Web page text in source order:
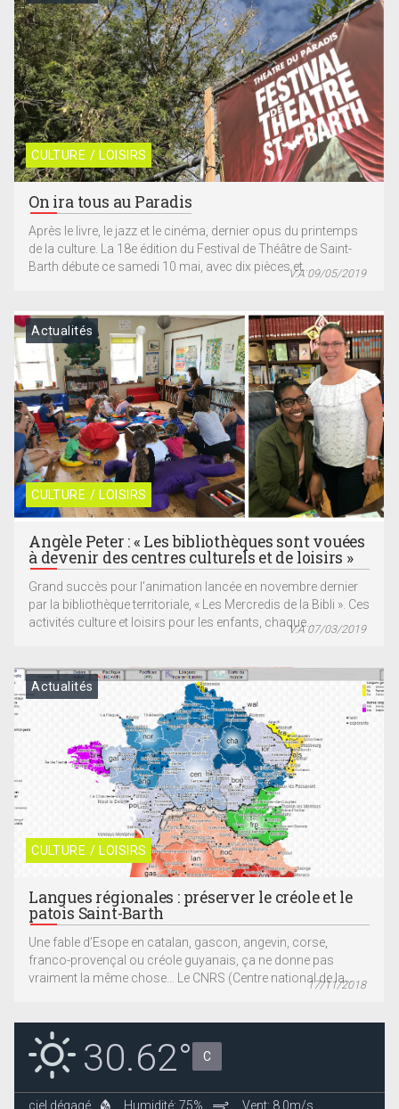
CULTURE / LOISIRS
On ira tous au Paradis
Après le livre, le jazz et le cinéma, dernier opus du printemps
de la culture. La 18e édition du Festival de Théâtre de Saint-
Barth débute ce samedi 10 mai, avec dix pièces et...V.A 09/05/2019
CULTURE / LOISIRS
Actualités
Angèle Peter : « Les bibliothèques sont vouées
à devenir des centres culturels et de loisirs »
Grand succès pour l’animation lancée en novembre dernier
par la bibliothèque territoriale, « Les Mercredis de la Bibli ». Ces
activités culture et loisirs pour les enfants, chaque...V.A 07/03/2019
CULTURE / LOISIRS
Actualités
Langues régionales : préserver le créole et le
patois Saint-Barth
Une fable d’Esope en catalan, gascon, angevin, corse,
franco-provençal ou créole guyanais, ça ne donne pas
vraiment la même chose… Le CNRS (Centre national de la...
17/11/2018
30.62° C
ciel dégagé Humidité: 75% Vent: 8.0m/s